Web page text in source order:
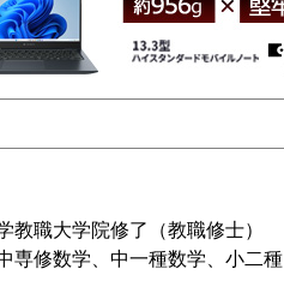
大学院修了（教職修士）
修数学、中一種数学、小二種